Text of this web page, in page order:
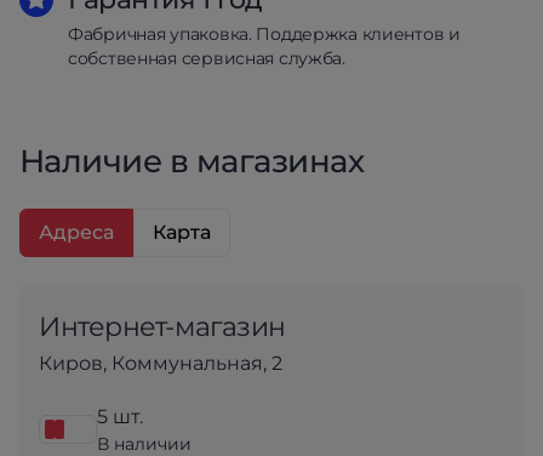
Фабричная упаковка. Поддержка клиентов и
собственная сервисная служба.
Наличие в магазинах
Адреса Карта
Интернет-магазин
Киров, Коммунальная, 2
5 шт.
В наличии